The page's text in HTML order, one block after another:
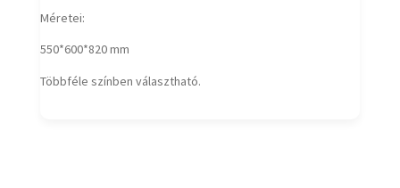
Méretei:
550*600*820 mm
Többféle színben választható.